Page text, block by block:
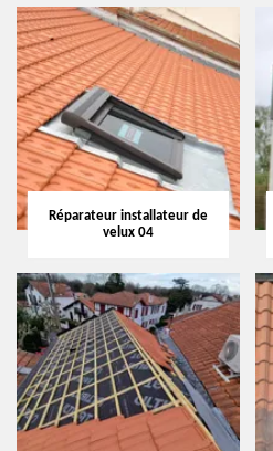
Réparateur installateur de
velux 04